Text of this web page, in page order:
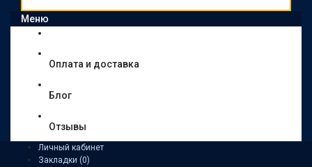
Меню
Оплата и доставка
Блог
Отзывы
Личный кабинет
Закладки (0)